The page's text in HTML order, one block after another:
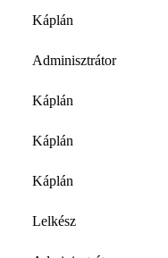
Káplán
Adminisztrátor
Káplán
Káplán
Káplán
Lelkész